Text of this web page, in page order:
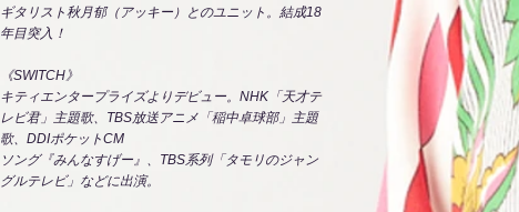
ギタリスト秋月郁（アッキー）とのユニット。結成18
年目突入！
《SWITCH》
キティエンタープライズよりデビュー。NHK「天才テ
レビ君」主題歌、TBS放送アニメ「稲中卓球部」主題
歌、DDIポケットCM
ソング『みんなすげー』、TBS系列「タモリのジャン
グルテレビ」などに出演。